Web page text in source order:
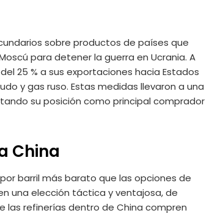
sobre productos de países que
para detener la guerra en Ucrania. A
25 % a sus exportaciones hacia Estados
y gas ruso. Estas medidas llevaron a una
su posición como principal comprador
China
barril más barato que las opciones de
una elección táctica y ventajosa, de
las refinerías dentro de China compren